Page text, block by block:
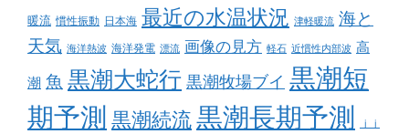
暖流 慣性振動 日本海 最近の水温状況 津軽暖流 海と
天気 海洋熱波 海洋発電 漂流 画像の見方 軽石 近慣性内部波 高
潮 魚 黒潮大蛇行 黒潮牧場ブイ 黒潮短
期予測 黒潮続流黒潮長期予測 ｊｊ